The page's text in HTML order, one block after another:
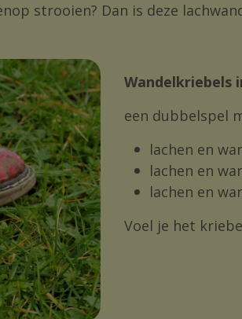
strooien? Dan is deze
Wandelkriebels
een dubbelspel
lachen en
lachen en
lachen en
Voel je het